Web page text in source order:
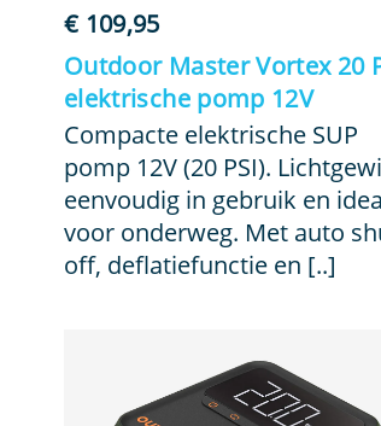
€109,95
Outdoor Master Vortex 20
elektrische pomp 12V
Compacte elektrische SUP
pomp 12V (20 PSI).
eenvoudig in gebruik en
voor onderweg. Met auto
off, deflatiefunctie en [..]